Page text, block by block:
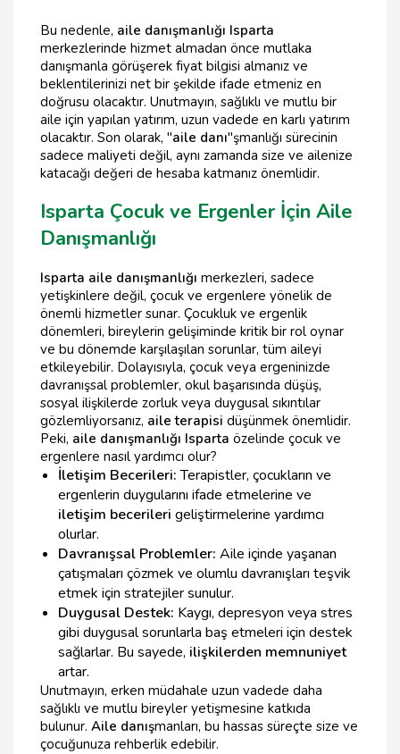
Bu nedenle, aile danışmanlığı Isparta
merkezlerinde hizmet almadan önce mutlaka
danışmanla görüşerek fiyat bilgisi almanız ve
beklentilerinizi net bir şekilde ifade etmeniz en
doğrusu olacaktır. Unutmayın, sağlıklı ve mutlu bir
aile için yapılan yatırım, uzun vadede en karlı yatırım
olacaktır. Son olarak, "aile danı"şmanlığı sürecinin
sadece maliyeti değil, aynı zamanda size ve ailenize
katacağı değeri de hesaba katmanız önemlidir.
Isparta Çocuk ve Ergenler İçin Aile
Danışmanlığı
Isparta aile danışmanlığı merkezleri, sadece
yetişkinlere değil, çocuk ve ergenlere yönelik de
önemli hizmetler sunar. Çocukluk ve ergenlik
dönemleri, bireylerin gelişiminde kritik bir rol oynar
ve bu dönemde karşılaşılan sorunlar, tüm aileyi
etkileyebilir. Dolayısıyla, çocuk veya ergeninizde
davranışsal problemler, okul başarısında düşüş,
sosyal ilişkilerde zorluk veya duygusal sıkıntılar
gözlemliyorsanız, aile terapisi düşünmek önemlidir.
Peki, aile danışmanlığı Isparta özelinde çocuk ve
ergenlere nasıl yardımcı olur?
İletişim Becerileri:Terapistler, çocukların ve
ergenlerin duygularını ifade etmelerine ve
iletişim becerileri geliştirmelerine yardımcı
olurlar.
Davranışsal Problemler: Aile içinde yaşanan
çatışmaları çözmek ve olumlu davranışları teşvik
etmek için stratejiler sunulur.
Duygusal Destek: Kaygı, depresyon veya stres
gibi duygusal sorunlarla baş etmeleri için destek
sağlarlar. Bu sayede, ilişkilerden memnuniyet
artar.
Unutmayın, erken müdahale uzun vadede daha
sağlıklı ve mutlu bireyler yetişmesine katkıda
bulunur. Aile danışmanları, bu hassas süreçte size ve
çocuğunuza rehberlik edebilir.